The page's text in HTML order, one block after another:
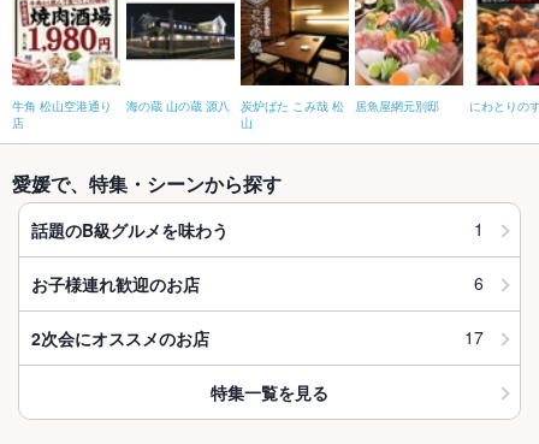
牛角 松山空港通り
店
海の蔵 山の蔵 源八
炭炉ばた こみ哉 松
山
居魚屋網元別邸 にわとりの
愛媛で、特集・シーンから探す
話題のB級グルメを味わう 1
お子様連れ歓迎のお店 6
2次会にオススメのお店 17
特集一覧を見る